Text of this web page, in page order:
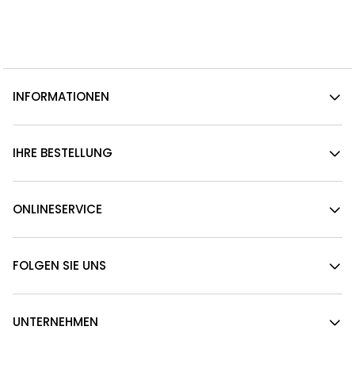
INFORMATIONEN
IHRE BESTELLUNG
ONLINESERVICE
FOLGEN SIE UNS
UNTERNEHMEN